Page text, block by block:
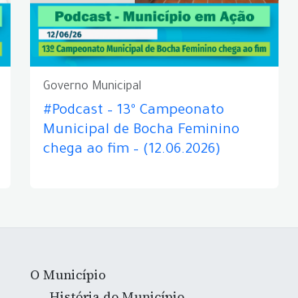
Governo Municipal
#Podcast – 13º Campeonato
Municipal de Bocha Feminino
chega ao fim – (12.06.2026)
O Município